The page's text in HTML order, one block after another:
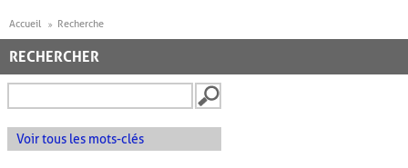
Accueil Recherche
RECHERCHER
Voir tous les mots-clés